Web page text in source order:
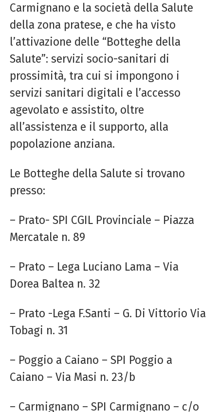
Carmignano e la società della Salute
della zona pratese, e che ha visto
l’attivazione delle “Botteghe della
Salute”: servizi socio-sanitari di
prossimità, tra cui si impongono i
servizi sanitari digitali e l’accesso
agevolato e assistito, oltre
all’assistenza e il supporto, alla
popolazione anziana.
Le Botteghe della Salute si trovano
presso:
– Prato- SPI CGIL Provinciale – Piazza
Mercatale n. 89
– Prato – Lega Luciano Lama – Via
Dorea Baltea n. 32
– Prato -Lega F.Santi – G. Di Vittorio Via
Tobagi n. 31
– Poggio a Caiano – SPI Poggio a
Caiano – Via Masi n. 23/b
– Carmignano – SPI Carmignano – c/o